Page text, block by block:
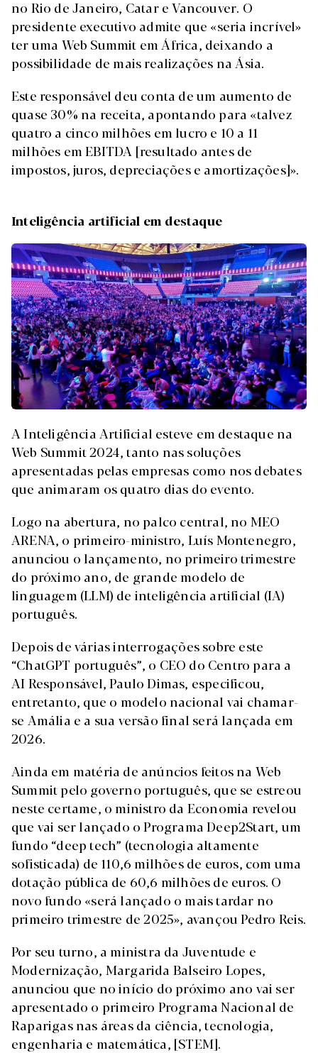
no Rio de Janeiro, Catar e Vancouver. O
presidente executivo admite que «seria incrível»
ter uma Web Summit em África, deixando a
possibilidade de mais realizações na Ásia.
Este responsável deu conta de um aumento de
quase 30% na receita, apontando para «talvez
quatro a cinco milhões em lucro e 10 a 11
milhões em EBITDA [resultado antes de
impostos, juros, depreciações e amortizações]».
Inteligência artificial em destaque
A Inteligência Artificial esteve em destaque na
Web Summit 2024, tanto nas soluções
apresentadas pelas empresas como nos debates
que animaram os quatro dias do evento.
Logo na abertura, no palco central, no MEO
ARENA, o primeiro-ministro, Luís Montenegro,
anunciou o lançamento, no primeiro trimestre
do próximo ano, de grande modelo de
linguagem (LLM) de inteligência artificial (IA)
português.
Depois de várias interrogações sobre este
“ChatGPT português”, o CEO do Centro para a
AI Responsável, Paulo Dimas, especificou,
entretanto, que o modelo nacional vai chamar-
se Amália e a sua versão final será lançada em
2026.
Ainda em matéria de anúncios feitos na Web
Summit pelo governo português, que se estreou
neste certame, o ministro da Economia revelou
que vai ser lançado o Programa Deep2Start, um
fundo “deep tech” (tecnologia altamente
sofisticada) de 110,6 milhões de euros, com uma
dotação pública de 60,6 milhões de euros. O
novo fundo «será lançado o mais tardar no
primeiro trimestre de 2025», avançou Pedro Reis.
Por seu turno, a ministra da Juventude e
Modernização, Margarida Balseiro Lopes,
anunciou que no início do próximo ano vai ser
apresentado o primeiro Programa Nacional de
Raparigas nas áreas da ciência, tecnologia,
engenharia e matemática, [STEM].